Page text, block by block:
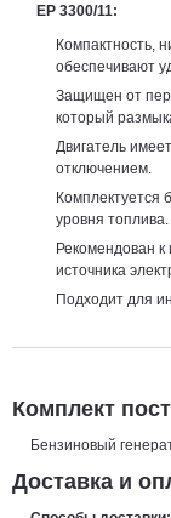
EP 3300/11:
Компактность,
обеспечивают
Защищен от
который
Двигатель
отключением.
Комплектуется
уровня топлива.
Рекомендован к
источника
Подходит для
Комплект
Бензиновый
Доставка и